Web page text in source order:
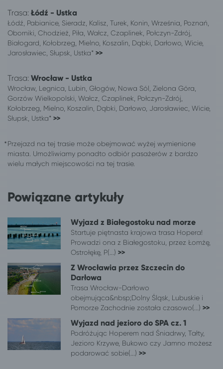
Trasa: Łódź - Ustka
Łódź, Pabianice, Sieradz, Kalisz, Turek, Konin, Września, Poznań,
Oborniki, Chodzież, Piła, Wałcz, Czaplinek, Połczyn-Zdrój,
Białogard, Kołobrzeg, Mielno, Koszalin, Dąbki, Darłowo, Wicie,
Jarosławiec, Słupsk, Ustka* >>
Trasa: Wrocław - Ustka
Wrocław, Legnica, Lubin, Głogów, Nowa Sól, Zielona Góra,
Gorzów Wielkopolski, Wałcz, Czaplinek, Połczyn-Zdrój,
Kołobrzeg, Mielno, Koszalin, Dąbki, Darłowo, Jarosławiec, Wicie,
Słupsk, Ustka* >>
Przejazd na tej trasie może obejmować wyżej wymienione
miasta. Umożliwiamy ponadto odbiór pasażerów z bardzo
wielu małych miejscowości na tej trasie.
Powiązane artykuły
Wyjazd z Białegostoku nad morze
Startuje piętnasta krajowa trasa Hopera!
Prowadzi ona z Białegostoku, przez Łomżę,
Ostrołękę, P(...) >>
Z Wrocławia przez Szczecin do
Darłowa
Trasa Wrocław-Darłowo
obejmująca&nbsp;Dolny Śląsk, Lubuskie i
Pomorze Zachodnie została czasowo(...) >>
Wyjazd nad jezioro do SPA cz. 1
Podróżując Hoperem nad Śniadrwy, Tałty,
Jezioro Krzywe, Bukowo czy Jamno możesz
podarować sobie(...) >>